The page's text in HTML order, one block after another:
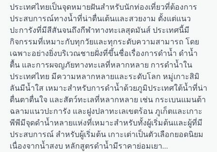
ประเทศไทยเป็นจุดหมายฝันสำหรับนักท่องเที่ยวที่ต้องการ
ประสบการณ์ทางน้ำที่น่าตื่นเต้นและสวยงาม ตั้งแต่แนว
ปะการังที่มีสีสันจนถึงกีฬาทางทะเลสุดมันส์ ประเทศนี้มี
กิจกรรมที่เหมาะกับทุกวัยและทุกระดับความสามารถ โดย
เฉพาะอย่างยิ่งบริเวณชายฝั่งที่ขึ้นชื่อเรื่องการดำน้ำ ดำน้ำ
ตื้น และการผจญภัยทางทะเลที่หลากหลาย การดำน้ำใน
ประเทศไทย มีความหลากหลายและระดับโลก หมู่เกาะสิมิ
ลันมีน้ำใส เหมาะสำหรับการดำน้ำด้วยภูมิประเทศใต้น้ำที่น่า
ตื่นตาตื่นใจ และสัตว์ทะเลที่หลากหลาย เช่น กระเบนแมนต้า
ฉลามแนวปะการัง และฝูงปลาทะเลเขตร้อน ภูเก็ตและเกาะ
พีพีมีจุดดำน้ำหลายแห่งที่เหมาะสำหรับทั้งผู้เริ่มต้นและผู้ที่มี
ประสบการณ์ สำหรับผู้เริ่มต้น เกาะเต่าเป็นตัวเลือกยอดนิยม
เนื่องจากน้ำสงบ หลักสูตรดำน้ำมีราคาย่อมเยา…